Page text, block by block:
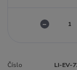
Číslo
LI-EV-